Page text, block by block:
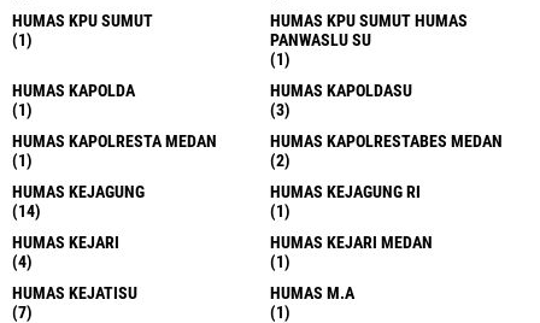
HUMAS KPU SUMUT
(1)
HUMAS KPU SUMUT HUMAS
PANWASLU SU
(1)
HUMAS KAPOLDA
(1)
HUMAS KAPOLDASU
(3)
HUMAS KAPOLRESTA MEDAN
(1)
HUMAS KAPOLRESTABES MEDAN
(2)
HUMAS KEJAGUNG
(14)
HUMAS KEJAGUNG RI
(1)
HUMAS KEJARI
(4)
HUMAS KEJARI MEDAN
(1)
HUMAS KEJATISU
(7)
HUMAS M.A
(1)